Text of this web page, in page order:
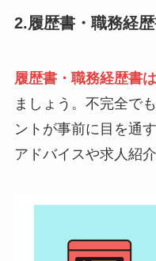
2.履歴書・職務経
履歴書・職務経歴書
ましょう。不完全で
ントが事前に目を通
アドバイスや求人紹